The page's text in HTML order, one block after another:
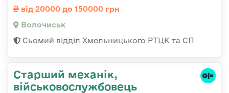
від 20000 до 150000 грн
Волочиськ
Сьомий відділ Хмельницького РТЦК та СП
Стаpший механік,
військовослужбовець